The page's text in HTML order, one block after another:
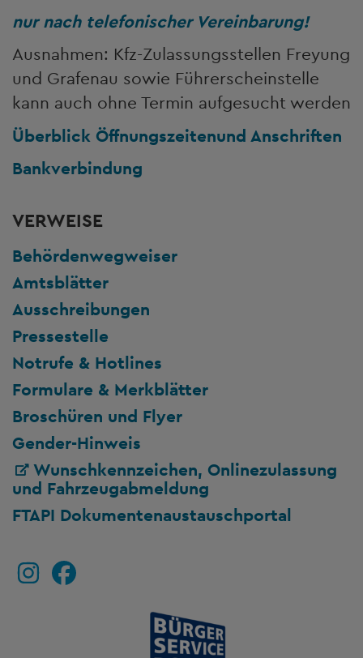
nur nach telefonischer Vereinbarung!
Ausnahmen: Kfz-Zulassungsstellen Freyung
und Grafenau sowie Führerscheinstelle
kann auch ohne Termin aufgesucht werden
Überblick Öffnungszeitenund Anschriften
Bankverbindung
VERWEISE
Behördenwegweiser
Amtsblätter
Ausschreibungen
Pressestelle
Notrufe & Hotlines
Formulare & Merkblätter
Broschüren und Flyer
Gender-Hinweis
Wunschkennzeichen, Onlinezulassung
und Fahrzeugabmeldung
FTAPI Dokumentenaustauschportal